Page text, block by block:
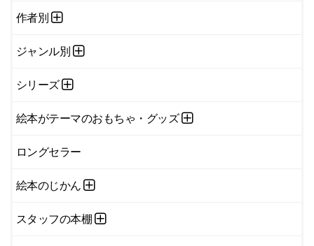
作者別
ジャンル別
シリーズ
絵本がテーマのおもちゃ・グッズ
ロングセラー
絵本のじかん
スタッフの本棚